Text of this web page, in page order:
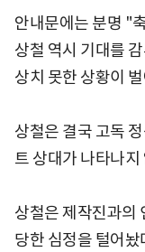
안내문에는 분명 "
상철 역시 기대를
상치 못한 상황이
상철은 결국 고독
트 상대가 나타나
상철은 제작진과의
당한 심정을 털어